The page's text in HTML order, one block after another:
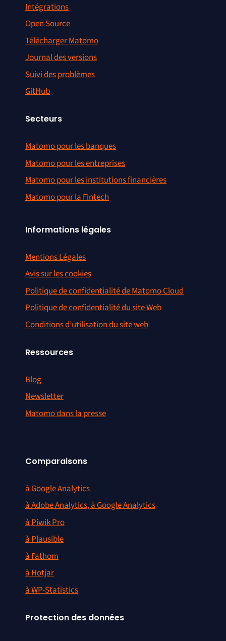
Intégrations
Open Source
Télécharger Matomo
Journal des versions
Suivi des problèmes
GitHub
Secteurs
Matomo pour les banques
Matomo pour les entreprises
Matomo pour les institutions financières
Matomo pour la Fintech
Informations légales
Mentions Légales
Avis sur les cookies
Politique de confidentialité de Matomo Cloud
Politique de confidentialité du site Web
Conditions d’utilisation du site web
Ressources
Blog
Newsletter
Matomo dans la presse
Comparaisons
à Google Analytics
à Adobe Analytics, à Google Analytics
à Piwik Pro
à Plausible
à Fathom
à Hotjar
à WP-Statistics
Protection des données